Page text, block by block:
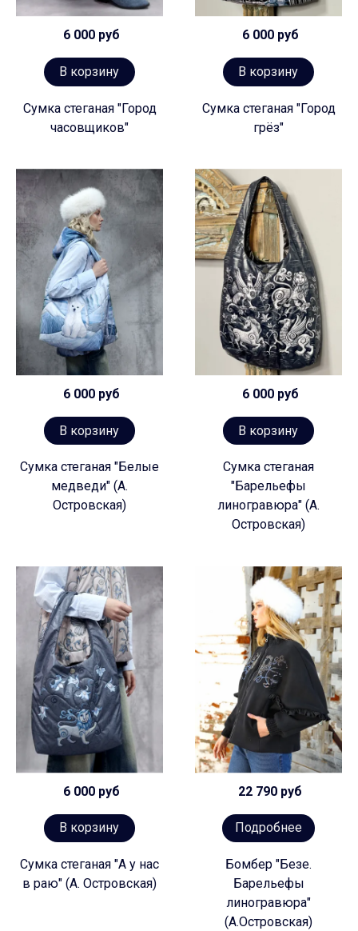
6 000 руб
В корзину
Сумка стеганая "Город
часовщиков"
6 000 руб
В корзину
Сумка стеганая "Город
грёз"
6 000 руб
В корзину
Сумка стеганая "Белые
медведи" (А.
Островская)
6 000 руб
В корзину
Сумка стеганая
"Барельефы
линогравюра" (А.
Островская)
6 000 руб
В корзину
Сумка стеганая "А у нас
в раю" (А. Островская)
22 790 руб
Подробнее
Бомбер "Безе.
Барельефы
линогравюра"
(А.Островская)